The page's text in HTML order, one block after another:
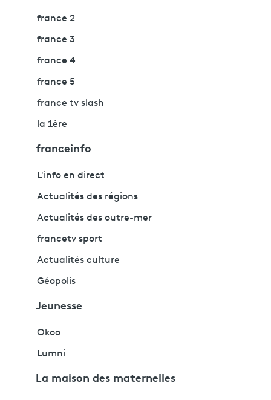
france 2
france 3
france 4
france 5
france tv slash
la 1ère
franceinfo
L'info en direct
Actualités des régions
Actualités des outre-mer
francetv sport
Actualités culture
Géopolis
Jeunesse
Okoo
Lumni
La maison des maternelles